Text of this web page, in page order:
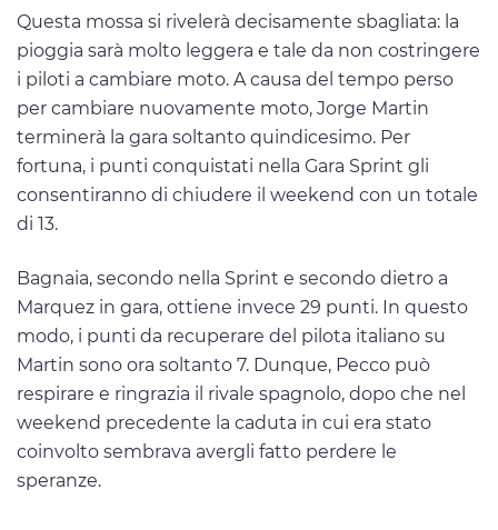
Questa mossa si rivelerà decisamente sbagliata: la
pioggia sarà molto leggera e tale da non costringere
i piloti a cambiare moto. A causa del tempo perso
per cambiare nuovamente moto, Jorge Martin
terminerà la gara soltanto quindicesimo. Per
fortuna, i punti conquistati nella Gara Sprint gli
consentiranno di chiudere il weekend con un totale
di 13.
Bagnaia, secondo nella Sprint e secondo dietro a
Marquez in gara, ottiene invece 29 punti. In questo
modo, i punti da recuperare del pilota italiano su
Martin sono ora soltanto 7. Dunque, Pecco può
respirare e ringrazia il rivale spagnolo, dopo che nel
weekend precedente la caduta in cui era stato
coinvolto sembrava avergli fatto perdere le
speranze.